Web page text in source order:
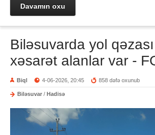
Davamın oxu
Biləsuvarda yol
xəsarət alanlar var -
Biql 4-06-2026, 20:45 858 dəfə oxunub
Biləsuvar / Hadisə